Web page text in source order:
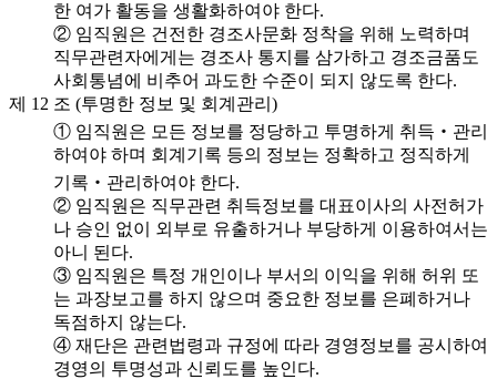
한 여가 활동을 생활화하여야 한다.
② 임직원은 건전한 경조사문화 정착을 위해 노력하며
직무관련자에게는 경조사 통지를 삼가하고 경조금품도
사회통념에 비추어 과도한 수준이 되지 않도록 한다.
제 12 조 (투명한 정보 및 회계관리)
① 임직원은 모든 정보를 정당하고 투명하게 취득‧관리
하여야 하며 회계기록 등의 정보는 정확하고 정직하게
기록‧관리하여야 한다.
② 임직원은 직무관련 취득정보를 대표이사의 사전허가
나 승인 없이 외부로 유출하거나 부당하게 이용하여서는
아니 된다.
③ 임직원은 특정 개인이나 부서의 이익을 위해 허위 또
는 과장보고를 하지 않으며 중요한 정보를 은폐하거나
독점하지 않는다.
④ 재단은 관련법령과 규정에 따라 경영정보를 공시하여
경영의 투명성과 신뢰도를 높인다.